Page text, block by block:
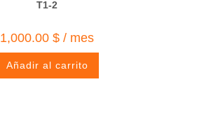
T1-2
1,000.00 $ / mes
Añadir al carrito